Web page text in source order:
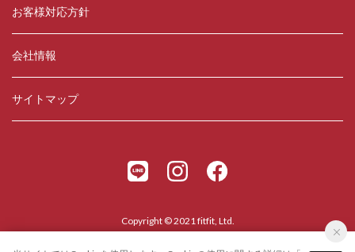
お客様対応方針
会社情報
サイトマップ
Copyright © 2021 fitfit, Ltd.